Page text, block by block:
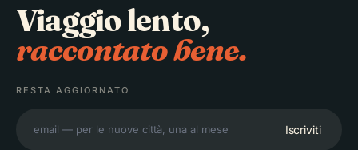
Viaggio lento,
raccontato bene.
RESTA AGGIORNATO
Iscriviti